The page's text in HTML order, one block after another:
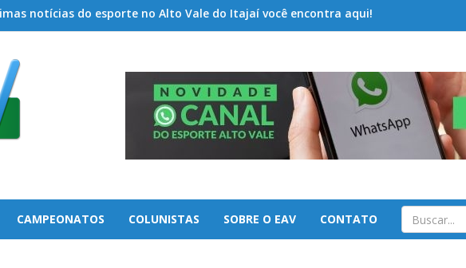
notícias do esporte no Alto Vale do Itajaí você encontra aqui!
CAMPEONATOS COLUNISTAS SOBRE O EAV CONTATO